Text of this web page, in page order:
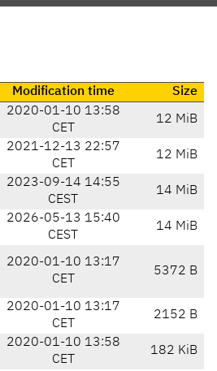
Modification time
Size
2020-01-10 13:58
CET
12 MiB
2021-12-13 22:57
CET
12 MiB
2023-09-14 14:55
CEST
14 MiB
2026-05-13 15:40
CEST
14 MiB
2020-01-10 13:17
CET
5372 B
2020-01-10 13:17
CET
2152 B
2020-01-10 13:58
CET
182 KiB